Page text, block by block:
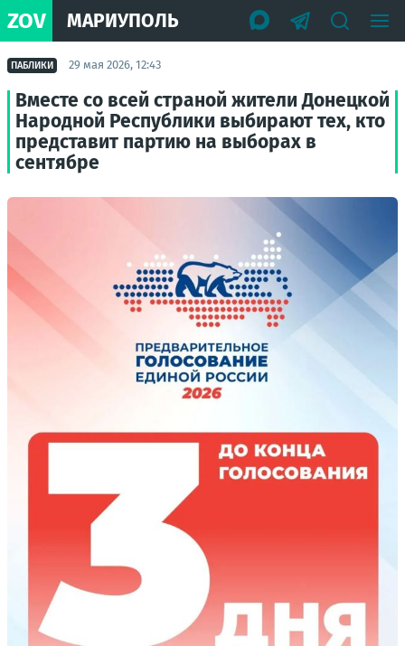
ZOV МАРИУПОЛЬ
ПАБЛИКИ 29 мая 2026, 12:43
Вместе со всей страной жители Донецкой
Народной Республики выбирают тех, кто
представит партию на выборах в
сентябре